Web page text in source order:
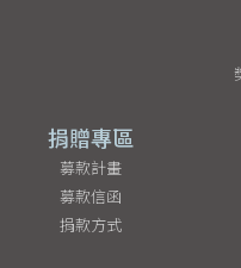
捐贈專區
募款計畫
募款信函
捐款方式